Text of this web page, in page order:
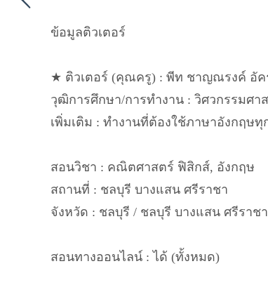
ข้อมูลติวเตอร์
★ ติวเตอร์ (คุณครู) : พีท ชาญณรงค์ อัค
วุฒิการศึกษา/การทำงาน : วิศวกรรมศา
เพิ่มเติม : ทำงานที่ต้องใช้ภาษาอังกฤษทุ
สอนวิชา : คณิตศาสตร์ ฟิสิกส์, อังกฤษ
สถานที่ : ชลบุรี บางแสน ศรีราชา
จังหวัด : ชลบุรี / ชลบุรี บางแสน ศรีราชา
สอนทางออนไลน์ : ได้ (ทั้งหมด)